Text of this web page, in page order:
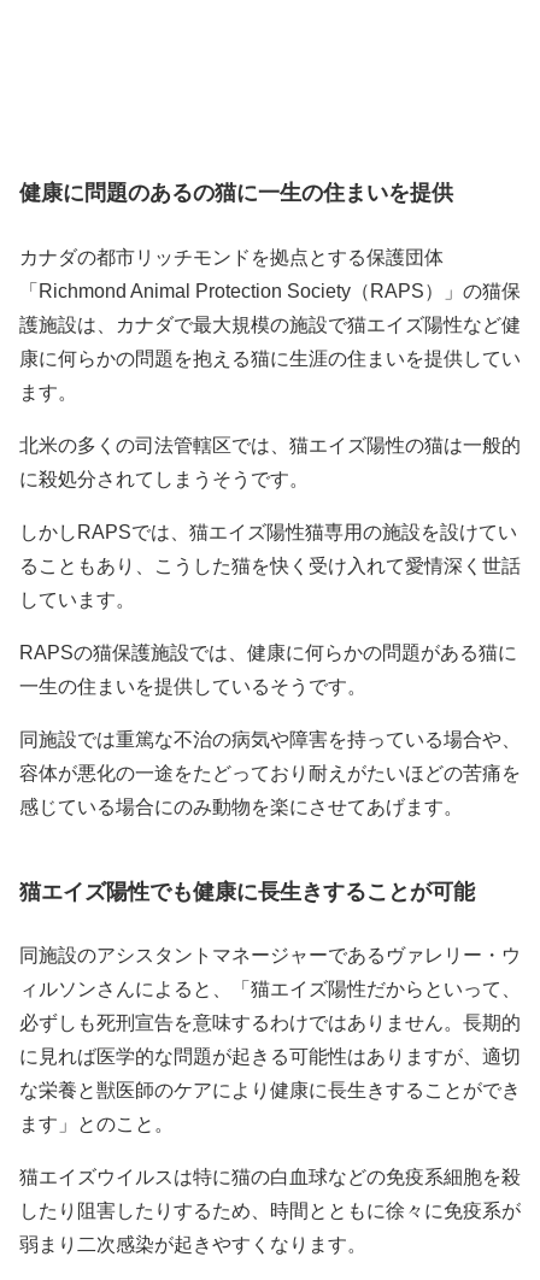
健康に問題のあるの猫に一生の住まいを提供
カナダの都市リッチモンドを拠点とする保護団体
「Richmond Animal Protection Society（RAPS）」の猫保
護施設は、カナダで最大規模の施設で猫エイズ陽性など健
康に何らかの問題を抱える猫に生涯の住まいを提供してい
ます。
北米の多くの司法管轄区では、猫エイズ陽性の猫は一般的
に殺処分されてしまうそうです。
しかしRAPSでは、猫エイズ陽性猫専用の施設を設けてい
ることもあり、こうした猫を快く受け入れて愛情深く世話
しています。
RAPSの猫保護施設では、健康に何らかの問題がある猫に
一生の住まいを提供しているそうです。
同施設では重篤な不治の病気や障害を持っている場合や、
容体が悪化の一途をたどっており耐えがたいほどの苦痛を
感じている場合にのみ動物を楽にさせてあげます。
猫エイズ陽性でも健康に長生きすることが可能
同施設のアシスタントマネージャーであるヴァレリー・ウ
ィルソンさんによると、「猫エイズ陽性だからといって、
必ずしも死刑宣告を意味するわけではありません。長期的
に見れば医学的な問題が起きる可能性はありますが、適切
な栄養と獣医師のケアにより健康に長生きすることができ
ます」とのこと。
猫エイズウイルスは特に猫の白血球などの免疫系細胞を殺
したり阻害したりするため、時間とともに徐々に免疫系が
弱まり二次感染が起きやすくなります。